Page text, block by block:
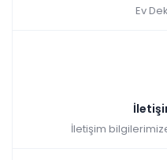
Ev
İletişim